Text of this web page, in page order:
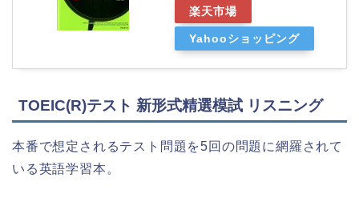
楽天市場
Yahooショッピング
TOEIC(R)テスト 新形式精選模試 リスニング
本番で想定されるテスト問題を5回の問題に網羅されて
いる英語学習本。